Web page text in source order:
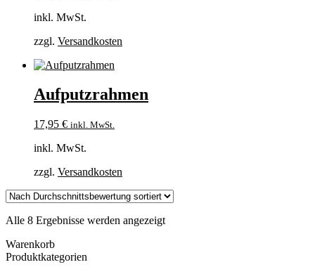
inkl. MwSt.
zzgl. Versandkosten
Aufputzrahmen
17,95 € inkl. MwSt.
inkl. MwSt.
zzgl. Versandkosten
Alle 8 Ergebnisse werden angezeigtNach
Warenkorb
Produktkategorien